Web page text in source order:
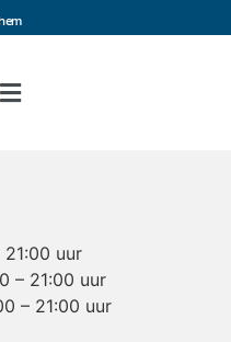
uur
– 21:00 uur
– 21:00 uur